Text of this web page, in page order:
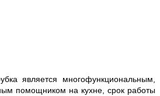
является многофункциональным,
помощником на кухне, срок работы